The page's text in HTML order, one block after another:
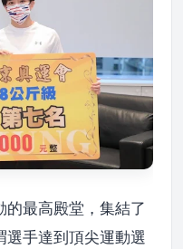
的最高殿堂，集結了
選手達到頂尖運動選